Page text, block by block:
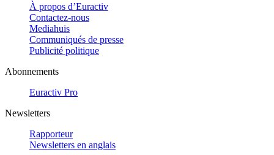
À propos d’Euractiv
Contactez-nous
Mediahuis
Communiqués de presse
Publicité politique
Abonnements
Euractiv Pro
Newsletters
Rapporteur
Newsletters en anglais